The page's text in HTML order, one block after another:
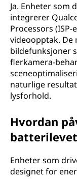
Ja. Enheter som
integrerer
Processors
videoopptak. De
bildefunksjoner
flerkamera-
naturlige
lysforhold.
Hvordan
Enheter som
designet for